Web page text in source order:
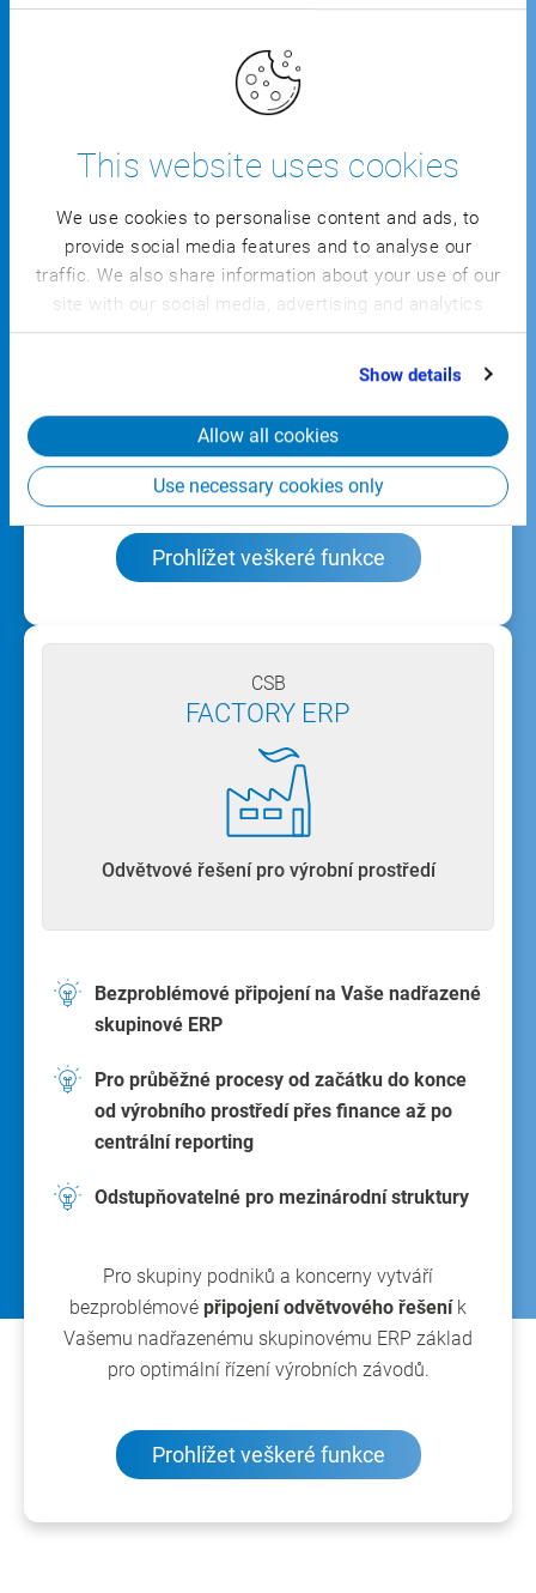
This website uses cookies
We use cookies to personalise content and ads, to
provide social media features and to analyse our
traffic. We also share information about your use of our
site with our social media, advertising and analytics
partners who may combine it with other information
that you’ve provided to them or that they’ve collected
Show details
Allow all cookies
Use necessary cookies only
Modulárně odstupňovatelné od jednotlivého
procesu až ke kompletnímu řešení
Pokrytí celkového řetězce tvorby hodnot v
plné šíři a hloubce
Integrované MES-funkce pro průběžnou
transparentnost výrobní dílny a
bezproblémové připojení zařízení, strojů a
robotiky
Sodvětvovým kompletním řešenímzobrazíte
veškeré oblasti svého řetězce tvorby hodnot v plné
šíři a hloubce.
Prohlížet veškeré funkce
CSB
FACTORY ERP
Odvětvové řešení pro výrobní prostředí
Bezproblémové připojení na Vaše nadřazené
skupinové ERP
Pro průběžné procesy od začátku do konce
od výrobního prostředí přes finance až po
centrální reporting
Odstupňovatelné pro mezinárodní struktury
Pro skupiny podniků a koncerny vytváří
bezproblémové připojení odvětvového řešeník
Vašemu nadřazenému skupinovému ERP základ
pro optimální řízení výrobních závodů.
Prohlížet veškeré funkce